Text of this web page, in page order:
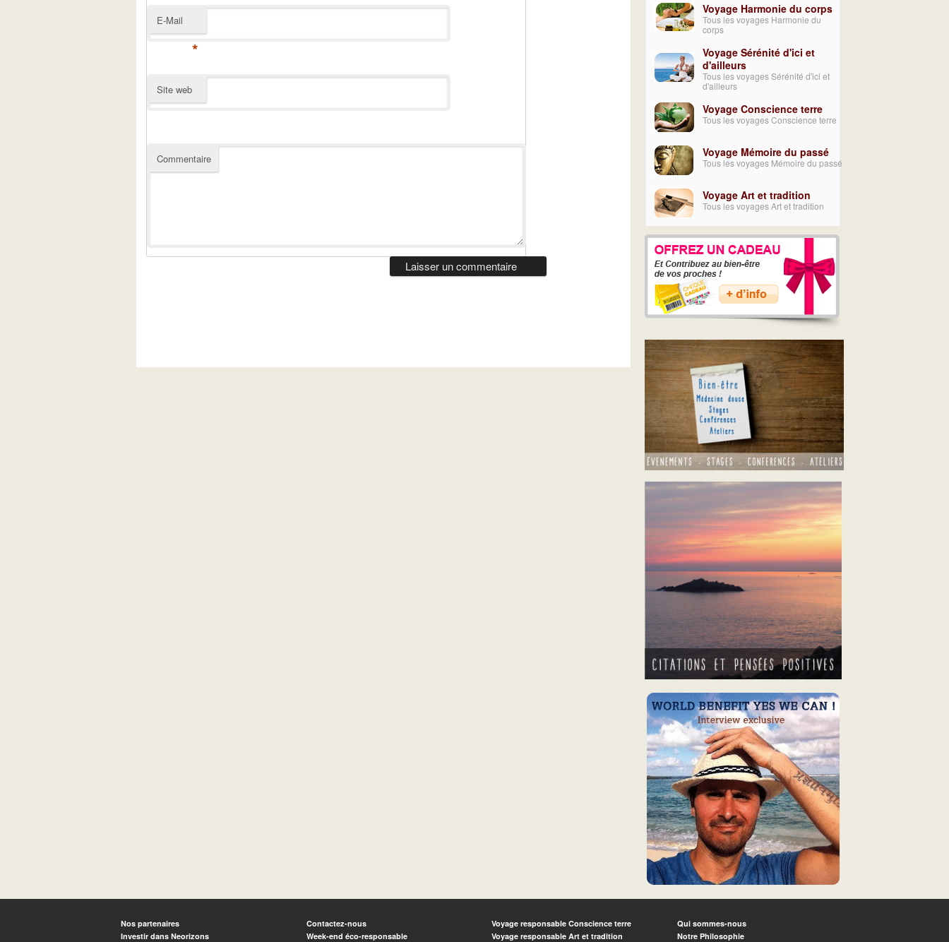
E-Mail
*
Site web
Commentaire
Voyage Harmonie du corps
Tous les voyages Harmonie du
corps
Voyage Sérénité d'ici et
d'ailleurs
Tous les voyages Sérénité d'ici et
d'ailleurs
Voyage Conscience terre
Tous les voyages Conscience terre
Voyage Mémoire du passé
Tous les voyages Mémoire du passé
Voyage Art et tradition
Tous les voyages Art et tradition
Nos partenaires
Investir dans Neorizons
Contactez-nous
Week-end éco-responsable
Voyage responsable Conscience terre
Voyage responsable Art et tradition
Qui sommes-nous
Notre Philosophie